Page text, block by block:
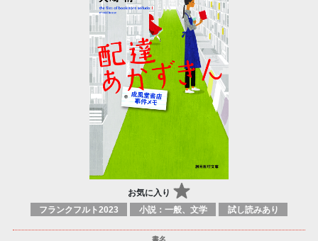
お気に入り
フランクフルト2023 小説：一般、文学 試し読みあり